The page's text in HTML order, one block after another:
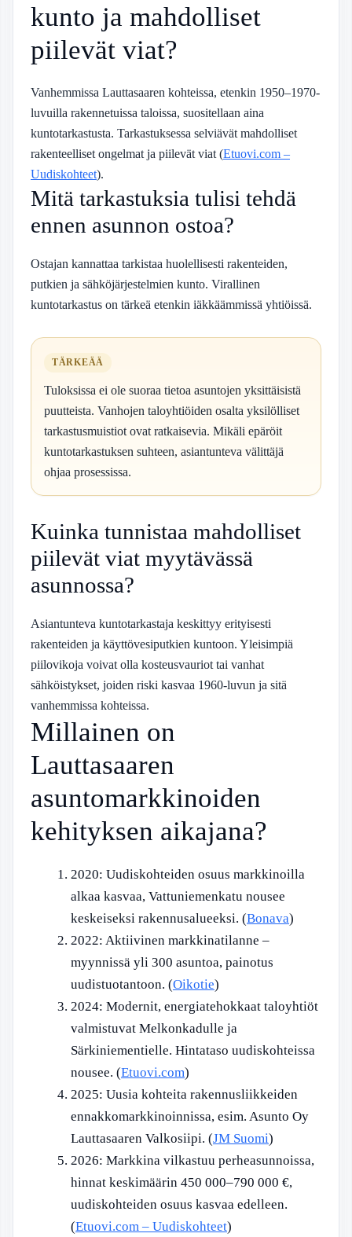
kunto ja mahdolliset
piilevät viat?
Vanhemmissa Lauttasaaren kohteissa, etenkin 1950–1970-
luvuilla rakennetuissa taloissa, suositellaan aina
kuntotarkastusta. Tarkastuksessa selviävät mahdolliset
rakenteelliset ongelmat ja piilevät viat (Etuovi.com –
Uudiskohteet).
Mitä tarkastuksia tulisi tehdä
ennen asunnon ostoa?
Ostajan kannattaa tarkistaa huolellisesti rakenteiden,
putkien ja sähköjärjestelmien kunto. Virallinen
kuntotarkastus on tärkeä etenkin iäkkäämmissä yhtiöissä.
TÄRKEÄÄ
Tuloksissa ei ole suoraa tietoa asuntojen yksittäisistä
puutteista. Vanhojen taloyhtiöiden osalta yksilölliset
tarkastusmuistiot ovat ratkaisevia. Mikäli epäröit
kuntotarkastuksen suhteen, asiantunteva välittäjä
ohjaa prosessissa.
Kuinka tunnistaa mahdolliset
piilevät viat myytävässä
asunnossa?
Asiantunteva kuntotarkastaja keskittyy erityisesti
rakenteiden ja käyttövesiputkien kuntoon. Yleisimpiä
piilovikoja voivat olla kosteusvauriot tai vanhat
sähköistykset, joiden riski kasvaa 1960-luvun ja sitä
vanhemmissa kohteissa.
Millainen on
Lauttasaaren
asuntomarkkinoiden
kehityksen aikajana?
2020: Uudiskohteiden osuus markkinoilla
alkaa kasvaa, Vattuniemenkatu nousee
keskeiseksi rakennusalueeksi. (Bonava)
2022: Aktiivinen markkinatilanne –
myynnissä yli 300 asuntoa, painotus
uudistuotantoon. (Oikotie)
2024: Modernit, energiatehokkaat taloyhtiöt
valmistuvat Melkonkadulle ja
Särkiniementielle. Hintataso uudiskohteissa
nousee. (Etuovi.com)
2025: Uusia kohteita rakennusliikkeiden
ennakkomarkkinoinnissa, esim. Asunto Oy
Lauttasaaren Valkosiipi. (JM Suomi)
2026: Markkina vilkastuu perheasunnoissa,
hinnat keskimäärin 450 000–790 000 €,
uudiskohteiden osuus kasvaa edelleen.
(Etuovi.com – Uudiskohteet)